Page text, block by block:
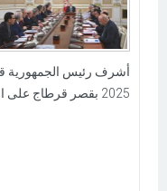
2025 بقصر قرطاج على اجتماع مجلس الوزراء.